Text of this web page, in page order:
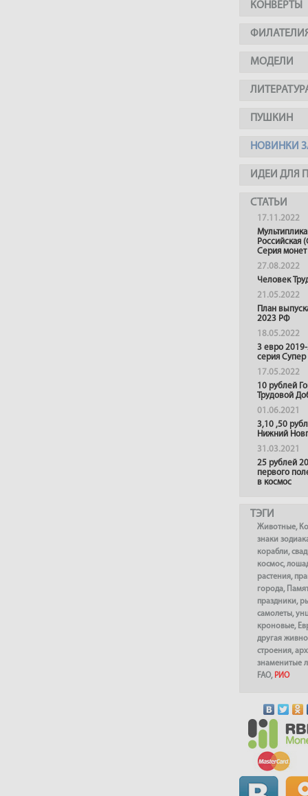
КОНВЕРТЫ
МОДЕЛИ
ПУШКИН
НОВИНКИ
ИДЕИ ДЛЯ
СТАТЬИ
17.11.2022
Российская
Серия монет
27.08.2022
Человек
21.05.2022
План
2023 РФ
18.05.2022
3 евро
серия
17.05.2022
10 рублей
Трудовой
01.06.2021
3,10 ,50
Нижний
31.03.2021
25 рублей
первого
в космос
ТЭГИ
Животные,
знаки
корабли,
космос,
растения,
города,
праздники,
самолеты,
кроновые,
другая
строения,
знаменитые
FAO, РИО